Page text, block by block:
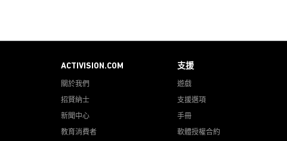
ACTIVISION.COM
關於我們
招賢納士
新聞中心
教育消費者
支援
遊戲
支援選項
手冊
軟體授權合約